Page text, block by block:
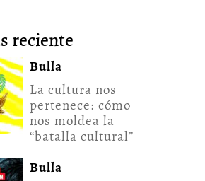
reciente
Bulla
La cultura nos
pertenece: cómo
nos moldea la
“batalla cultural”
Bulla